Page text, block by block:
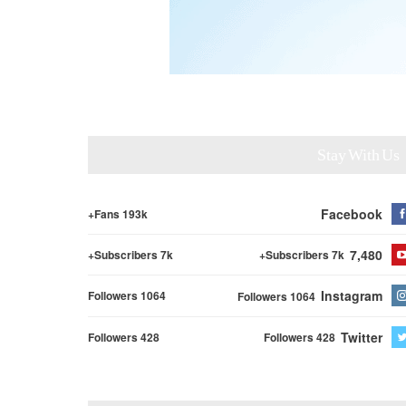
Facebook
Fans 193k+
7,480
Subscribers 7k+
Subscribers 7k+
Instagram
Followers 1064
Followers 1064
Twitter
Followers 428
Followers 428